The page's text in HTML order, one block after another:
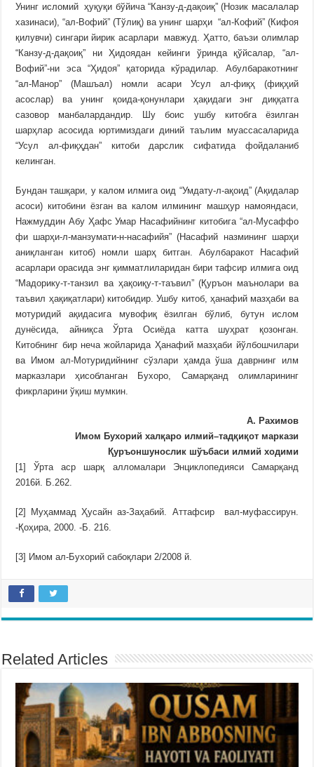
Унинг исломий ҳуқуқи бўйича “Канзу-д-дақоиқ” (Нозик масалалар
хазинаси), “ал-Вофий” (Тўлиқ) ва унинг шарҳи “ал-Кофий” (Кифоя
қилувчи) сингари йирик асарлари мавжуд. Ҳатто, баъзи олимлар
“Канзу-д-дақоиқ” ни Ҳидоядан кейинги ўринда қўйсалар, “ал-
Вофий”-ни эса “Ҳидоя” қаторида кўрадилар. Абулбаракотнинг
“ал-Манор” (Машъал) номли асари Усул ал-фиқҳ (фиқҳий
асослар) ва унинг қоида-қонунлари ҳақидаги энг диққатга
сазовор манбалардандир. Шу боис ушбу китобга ёзилган
шарҳлар асосида юртимиздаги диний таълим муассасаларида
“Усул ал-фиқҳдан” китоби дарслик сифатида фойдаланиб
келинган.
Бундан ташқари, у калом илмига оид “Умдату-л-ақоид” (Ақидалар
асоси) китобини ёзган ва калом илмининг машҳур намояндаси,
Нажмуддин Абу Ҳафс Умар Насафийнинг китобига “ал-Мусаффо
фи шарҳи-л-манзумати-н-насафийя” (Насафий назмининг шарҳи
аниқланган китоб) номли шарҳ битган. Абулбаракот Насафий
асарлари орасида энг қимматлиларидан бири тафсир илмига оид
“Мадорику-т-танзил ва ҳақоиқу-т-таъвил” (Қуръон маънолари ва
таъвил ҳақиқатлари) китобидир. Ушбу китоб, ҳанафий мазҳаби ва
мотуридий ақидасига мувофиқ ёзилган бўлиб, бутун ислом
дунёсида, айниқса Ўрта Осиёда катта шуҳрат қозонган.
Китобнинг бир неча жойларида Ҳанафий мазҳаби йўлбошчилари
ва Имом ал-Мотуридийнинг сўзлари ҳамда ўша даврнинг илм
марказлари ҳисобланган Бухоро, Самарқанд олимларининг
фикрларини ўқиш мумкин.
А. Рахимов
Имом Бухорий халқаро илмий–тадқиқот маркази
Қуръоншунослик шўъбаси илмий ходими
[1] Ўрта аср шарқ алломалари Энциклопедияси Самарқанд
2016й. Б.262.
[2] Муҳаммад Ҳусайн аз-Заҳабий. Аттафсир вал-муфассирун.
-Қоҳира, 2000. -Б. 216.
[3] Имом ал-Бухорий сабоқлари 2/2008 й.
Related Articles